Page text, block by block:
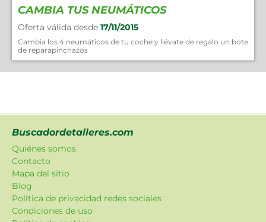
CAMBIA TUS NEUMÁTICOS
Oferta válida desde 17/11/2015
Cambia los 4 neumáticos de tu coche y llévate de regalo un bote
de reparapinchazos
Buscadordetalleres.com
Quiénes somos
Contacto
Mapa del sitio
Blog
Política de privacidad redes sociales
Condiciones de uso